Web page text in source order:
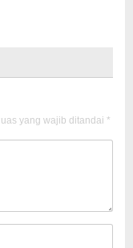
yang wajib ditandai *